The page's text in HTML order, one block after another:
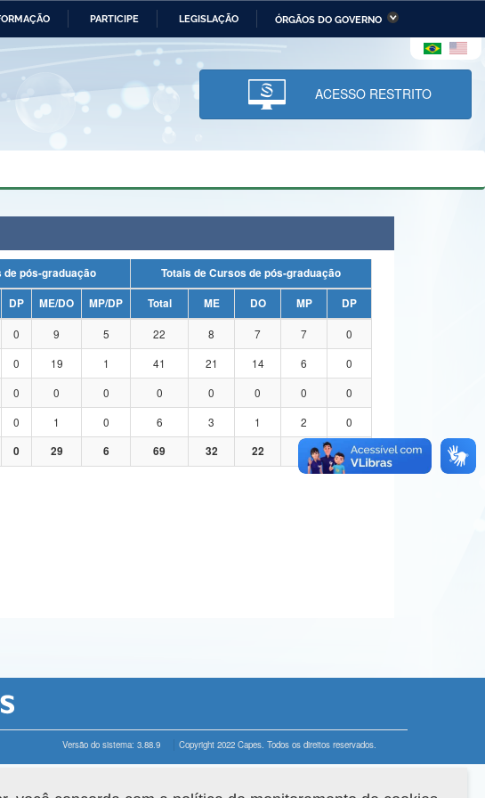
PARTICIPE LEGISLAÇÃO ÓRGÃOS DO GOVERNO
Ministério da Economia Ministério da Infraestrutura
Ministério da Ciência,
Tecnologia, Inovações e
Comunicações
e dos Direitos Humanos
Planalto
ACESSO RESTRITO
Total de Programas de pós-graduação
Totais de Cursos de pós-graduação
DP ME/DO MP/DP Total ME DO MP
DP
0 9 5 22 8 7 7
0
0 19 1 41 21 14 6
0
0 0 0 0 0 0 0
0
0 1 0 6 3 1 2
0
0 29 6 69 32 22 15 0
Versão do sistema: 3.88.9 Copyright 2022 Capes. Todos os direitos reservados.